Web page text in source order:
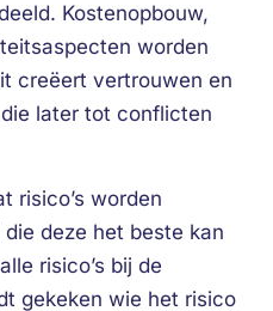
Kostenopbouw,
worden
creëert vertrouwen en
later tot conflicten
risico’s worden
deze het beste kan
risico’s bij de
gekeken wie het risico